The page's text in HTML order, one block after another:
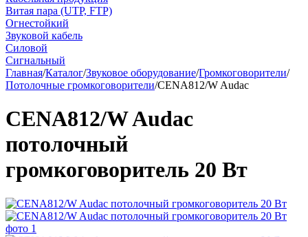
Витая пара (UTP, FTP)
Огнестойкий
Звуковой кабель
Силовой
Сигнальный
Главная/Каталог/Звуковое оборудование/Громкоговорители/
Потолочные громкоговорители/CENA812/W Audac
CENA812/W Audac
потолочный
громкоговоритель 20 Вт